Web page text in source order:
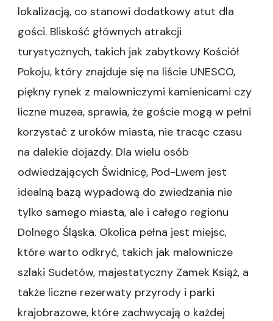
lokalizacją, co stanowi dodatkowy atut dla
gości. Bliskość głównych atrakcji
turystycznych, takich jak zabytkowy Kościół
Pokoju, który znajduje się na liście UNESCO,
piękny rynek z malowniczymi kamienicami czy
liczne muzea, sprawia, że goście mogą w pełni
korzystać z uroków miasta, nie tracąc czasu
na dalekie dojazdy. Dla wielu osób
odwiedzających Świdnicę, Pod-Lwem jest
idealną bazą wypadową do zwiedzania nie
tylko samego miasta, ale i całego regionu
Dolnego Śląska. Okolica pełna jest miejsc,
które warto odkryć, takich jak malownicze
szlaki Sudetów, majestatyczny Zamek Książ, a
także liczne rezerwaty przyrody i parki
krajobrazowe, które zachwycają o każdej